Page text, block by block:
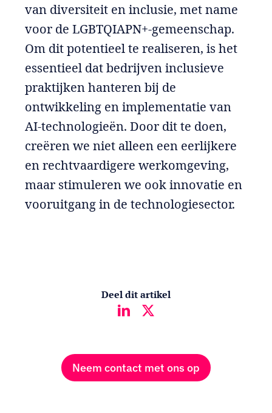
van diversiteit en inclusie, met name
voor de LGBTQIAPN+-gemeenschap.
Om dit potentieel te realiseren, is het
essentieel dat bedrijven inclusieve
praktijken hanteren bij de
ontwikkeling en implementatie van
AI-technologieën. Door dit te doen,
creëren we niet alleen een eerlijkere
en rechtvaardigere werkomgeving,
maar stimuleren we ook innovatie en
vooruitgang in de technologiesector.
Deel dit artikel
Neem contact met ons op